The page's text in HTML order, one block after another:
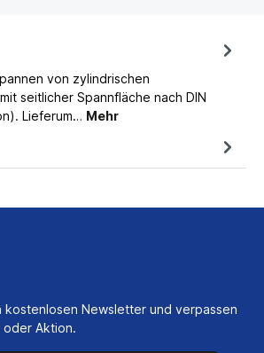
von zylindrischen
seitlicher Spannfläche nach DIN
Lieferum… Mehr
kostenlosen Newsletter und verpassen
Aktion.